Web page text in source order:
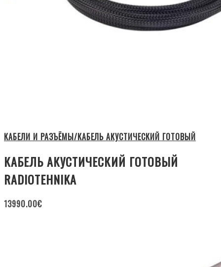
КАБЕЛИ И РАЗЪЁМЫ/КАБЕЛЬ АКУСТИЧЕСКИЙ ГОТОВЫЙ
КАБЕЛЬ АКУСТИЧЕСКИЙ ГОТОВЫЙ
RADIOTEHNIKA
13990.00€